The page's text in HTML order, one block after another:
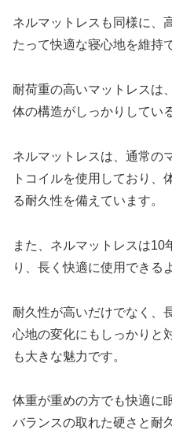
ネルマットレスも同様に、
たって快適な寝心地を維持
耐荷重の高いマットレスは
体の構造がしっかりしてい
ネルマットレスは、通常の
トコイルを使用しており、
る耐久性を備えています。
また、ネルマットレスは10
り、長く快適に使用できる
耐久性が高いだけでなく、
心地の変化にもしっかりと
も大きな魅力です。
体重が重めの方でも快適に
バランスの取れた硬さと耐